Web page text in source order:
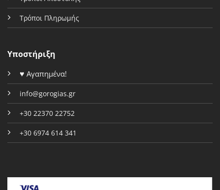
Τρόποι Πληρωμής
Υποστήριξη
♥ Αγαπημένα!
info@gorogias.gr
+30 22370 22752
+30 6974 614 341